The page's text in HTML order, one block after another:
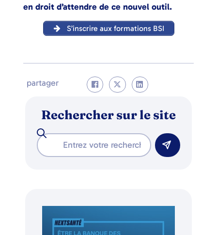
en droit d’attendre de ce nouvel outil.
S’inscrire aux formations BSI
partager
Rechercher sur le site